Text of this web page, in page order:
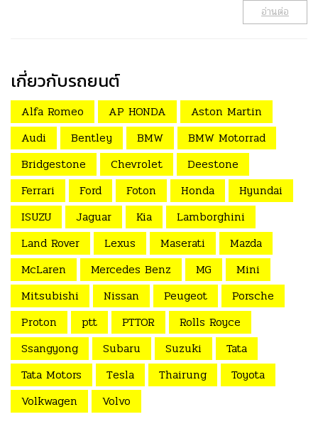
อ่านต่อ
เกี่ยวกับรถยนต์
Alfa Romeo AP HONDA
Aston Martin
Audi
Bentley BMW
BMW Motorrad
Bridgestone
Chevrolet
Deestone
Ferrari
Ford Foton Honda
Hyundai
ISUZU
Jaguar Kia
Lamborghini
Land Rover
Lexus Maserati
Mazda
McLaren
Mercedes Benz MG
Mini
Mitsubishi
Nissan Peugeot
Porsche
Proton
ptt PTTOR
Rolls Royce
Ssangyong
Subaru Suzuki
Tata
Tata Motors
Tesla Thairung
Toyota
Volkwagen
Volvo